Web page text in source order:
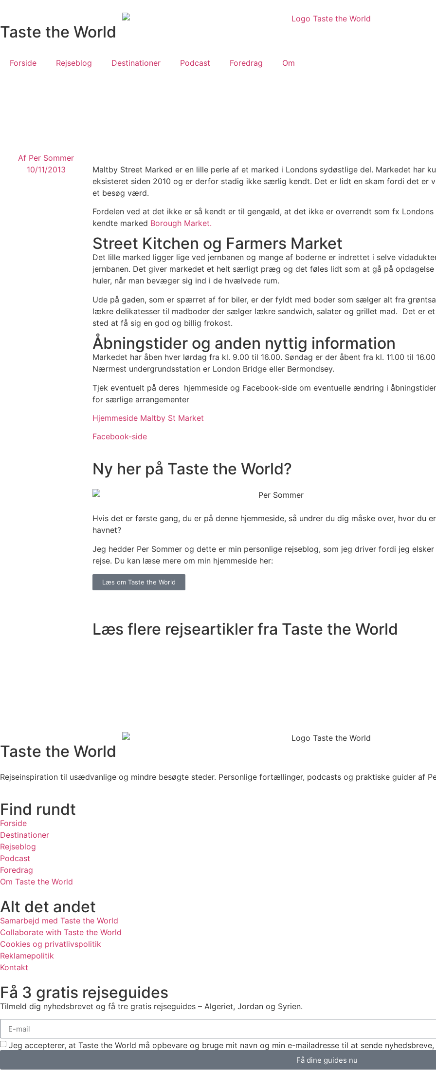
Taste the World
Forside Rejseblog Destinationer Podcast Foredrag Om
Af Per Sommer
10/11/2013
Maltby Street Marked er en lille perle af et marked i Londons sydøstlige del. Markedet har
eksisteret siden 2010 og er derfor stadig ikke særlig kendt. Det er lidt en skam fordi det er
et besøg værd.
Fordelen ved at det ikke er så kendt er til gengæld, at det ikke er overrendt som fx Londons
kendte marked Borough Market.
Street Kitchen og Farmers Market
Det lille marked ligger lige ved jernbanen og mange af boderne er indrettet i selve
jernbanen. Det giver markedet et helt særligt præg og det føles lidt som at gå på opdagelse
huler, når man bevæger sig ind i de hvælvede rum.
Ude på gaden, som er spærret af for biler, er der fyldt med boder som sælger alt fra
lækre delikatesser til madboder der sælger lækre sandwich, salater og grillet mad. Det er
sted at få sig en god og billig frokost.
Åbningstider og anden nyttig information
Markedet har åben hver lørdag fra kl. 9.00 til 16.00. Søndag er der åbent fra kl. 11.00 til
Nærmest undergrundsstation er London Bridge eller Bermondsey.
Tjek eventuelt på deres hjemmeside og Facebook-side om eventuelle ændring i
for særlige arrangementer
Hjemmeside Maltby St Market
Facebook-side
Ny her på Taste the World?
Hvis det er første gang, du er på denne hjemmeside, så undrer du dig måske over, hvor du er
havnet?
Jeg hedder Per Sommer og dette er min personlige rejseblog, som jeg driver fordi jeg
rejse. Du kan læse mere om min hjemmeside her:
Læs om Taste the World
Læs flere rejseartikler fra Taste the World
Taste the World
Rejseinspiration til usædvanlige og mindre besøgte steder. Personlige fortællinger, podcasts og praktiske guider af
Find rundt
Forside
Destinationer
Rejseblog
Podcast
Foredrag
Om Taste the World
Alt det andet
Samarbejd med Taste the World
Collaborate with Taste the World
Cookies og privatlivspolitik
Reklamepolitik
Kontakt
Få 3 gratis rejseguides
Tilmeld dig nyhedsbrevet og få tre gratis rejseguides – Algeriet, Jordan og Syrien.
Jeg accepterer, at Taste the World må opbevare og bruge mit navn og min e-mailadresse til at sende
Få dine guides nu